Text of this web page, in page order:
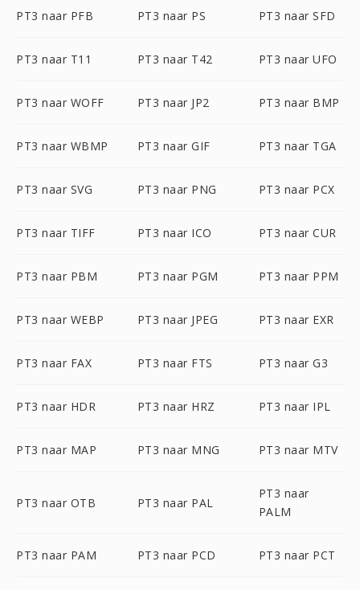
PT3 naar PFB PT3 naar PS PT3 naar SFD
PT3 naar T11 PT3 naar T42 PT3 naar UFO
PT3 naar WOFF PT3 naar JP2 PT3 naar BMP
PT3 naar WBMP PT3 naar GIF PT3 naar TGA
PT3 naar SVG PT3 naar PNG PT3 naar PCX
PT3 naar TIFF PT3 naar ICO PT3 naar CUR
PT3 naar PBM PT3 naar PGM PT3 naar PPM
PT3 naar WEBP PT3 naar JPEG PT3 naar EXR
PT3 naar FAX PT3 naar FTS PT3 naar G3
PT3 naar HDR PT3 naar HRZ PT3 naar IPL
PT3 naar MAP PT3 naar MNG PT3 naar MTV
PT3 naar OTB PT3 naar PAL
PT3 naar
PALM
PT3 naar PAM PT3 naar PCD PT3 naar PCT